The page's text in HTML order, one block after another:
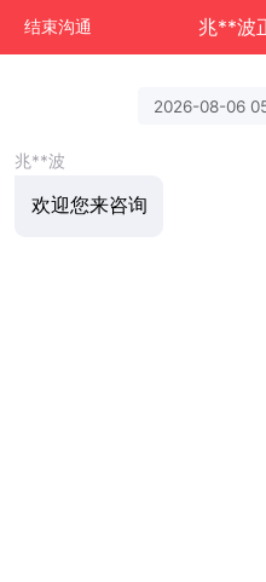
结束沟通 兆**波
2026-08-06
兆**波
欢迎您来咨询